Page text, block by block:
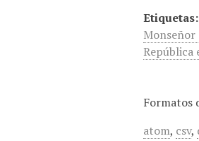
Etiquetas:
República
Formatos
atom, csv,